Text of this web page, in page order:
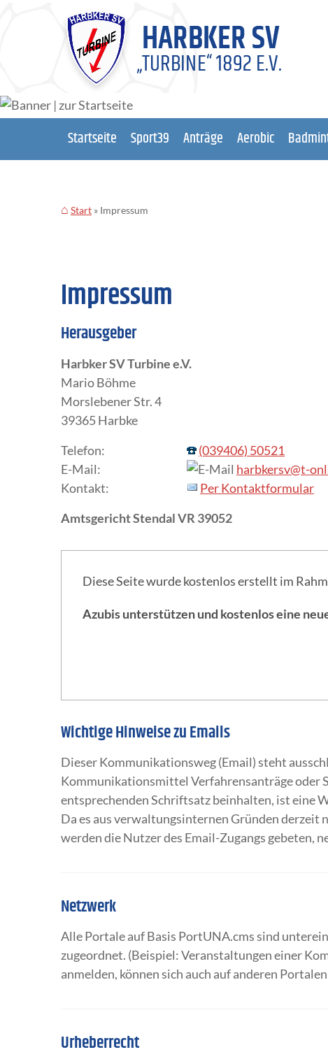
Startseite Sport39 Anträge Aerobic
Start Impressum
Impressum
Herausgeber
Harbker SV Turbine e.V.
Mario Böhme
Morslebener Str. 4
39365 Harbke
Telefon:
(039406) 50521
E-Mail:
harbkersv@t-
Kontakt:
Per Kontaktformular
Amtsgericht Stendal VR 39052
Diese Seite wurde kostenlos erstellt im
Azubis unterstützen und kostenlos eine
Wichtige Hinweise zu Emails
Dieser Kommunikationsweg (Email) steht
Kommunikationsmittel Verfahrensanträge oder
entsprechenden Schriftsatz beinhalten, ist eine
Da es aus verwaltungsinternen Gründen derzeit
werden die Nutzer des Email-Zugangs gebeten,
Netzwerk
Alle Portale auf Basis PortUNA.cms sind
zugeordnet. (Beispiel: Veranstaltungen einer
anmelden, können sich auch auf anderen
Urheberrecht